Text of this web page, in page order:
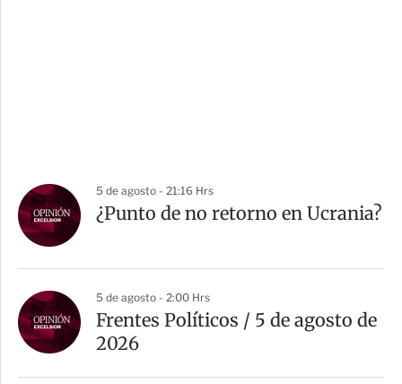
5 de agosto - 21:16 Hrs
¿Punto de no retorno en Ucrania?
5 de agosto - 2:00 Hrs
Frentes Políticos / 5 de agosto de
2026